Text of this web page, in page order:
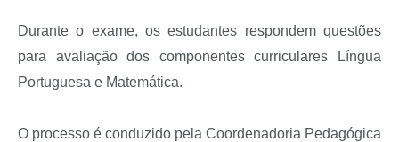
Durante o exame, os estudantes respondem questões
para avaliação dos componentes curriculares Língua
Portuguesa e Matemática.
O processo é conduzido pela Coordenadoria Pedagógica